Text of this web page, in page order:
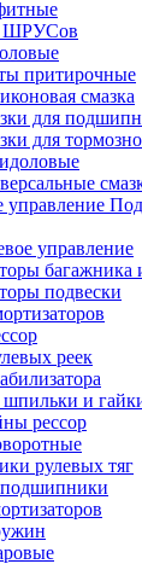
ШРУСов
притирочные
смазка
для
для
управление
багажника
подвески
реек
и
рессор
рулевых тяг